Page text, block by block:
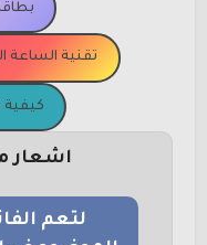
تقنية الساعة
لتعم
الموضوع في